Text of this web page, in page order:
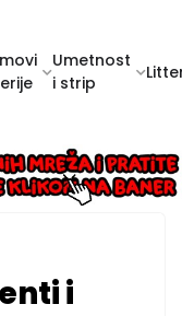
Umetnost
i strip
i